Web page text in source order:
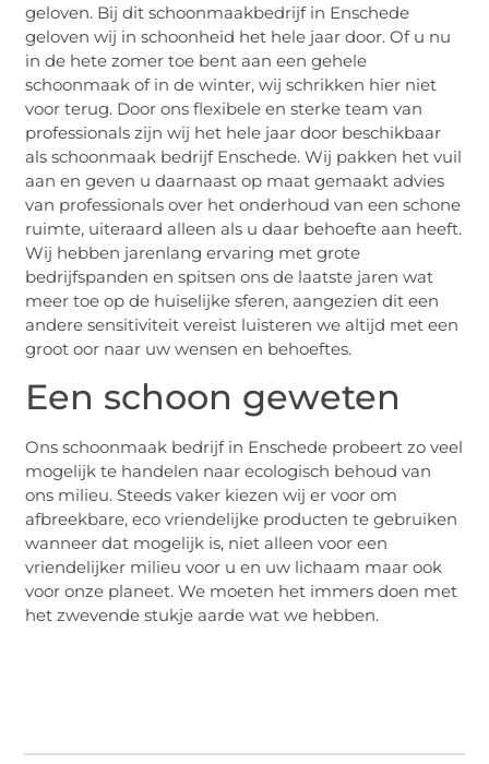
geloven. Bij dit schoonmaakbedrijf in Enschede
geloven wij in schoonheid het hele jaar door. Of u nu
in de hete zomer toe bent aan een gehele
schoonmaak of in de winter, wij schrikken hier niet
voor terug. Door ons flexibele en sterke team van
professionals zijn wij het hele jaar door beschikbaar
als schoonmaak bedrijf Enschede. Wij pakken het vuil
aan en geven u daarnaast op maat gemaakt advies
van professionals over het onderhoud van een schone
ruimte, uiteraard alleen als u daar behoefte aan heeft.
Wij hebben jarenlang ervaring met grote
bedrijfspanden en spitsen ons de laatste jaren wat
meer toe op de huiselijke sferen, aangezien dit een
andere sensitiviteit vereist luisteren we altijd met een
groot oor naar uw wensen en behoeftes.
Een schoon geweten
Ons schoonmaak bedrijf in Enschede probeert zo veel
mogelijk te handelen naar ecologisch behoud van
ons milieu. Steeds vaker kiezen wij er voor om
afbreekbare, eco vriendelijke producten te gebruiken
wanneer dat mogelijk is, niet alleen voor een
vriendelijker milieu voor u en uw lichaam maar ook
voor onze planeet. We moeten het immers doen met
het zwevende stukje aarde wat we hebben.